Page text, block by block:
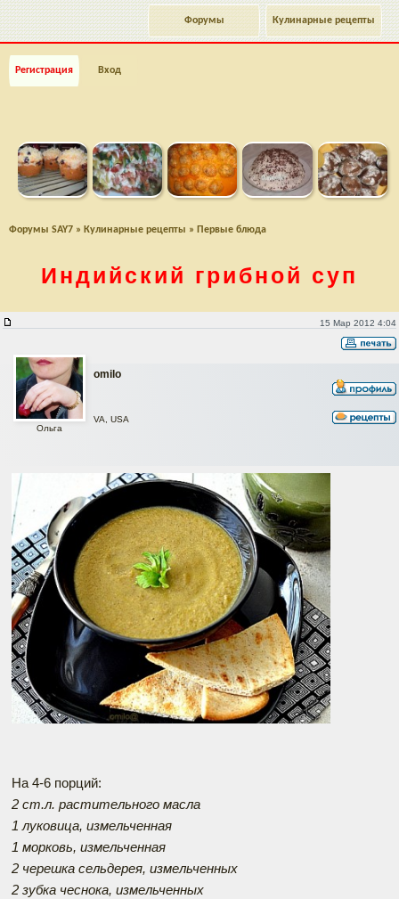
Кулинарные рецепты
Форумы
Регистрация Вход
Форумы SAY7 » Кулинарные рецепты » Первые блюда
Индийский грибной суп
15 Мар 2012 4:04
omilo
Ольга
VA, USA
На 4-6 порций:
2 ст.л. растительного масла
1 луковица, измельченная
1 морковь, измельченная
2 черешка сельдерея, измельченных
2 зубка чеснока, измельченных